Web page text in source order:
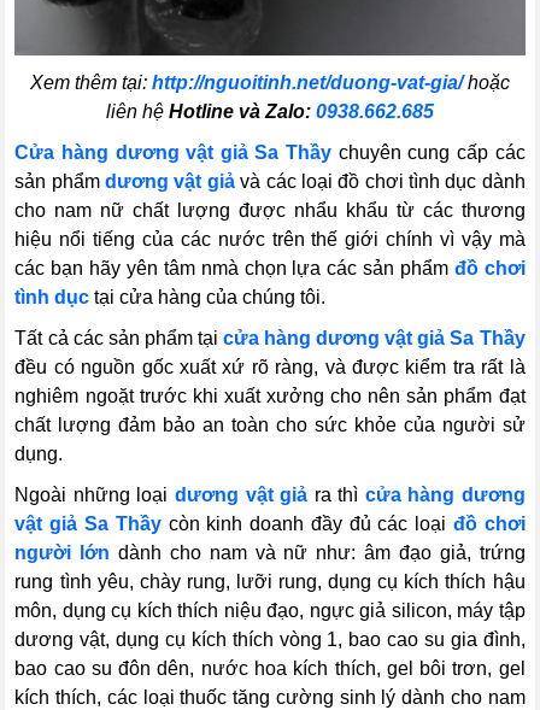
Xem thêm tại: http://nguoitinh.net/duong-vat-gia/hoặc
liên hệ Hotline và Zalo: 0938.662.685
Cửa hàng dương vật giả Sa Thầy chuyên cung cấp các
sản phẩmdương vật giảvà các loại đồ chơi tình dục dành
cho nam nữ chất lượng được nhẩu khẩu từ các thương
hiệu nổi tiếng của các nước trên thế giới chính vì vậy mà
các bạn hãy yên tâm nmà chọn lựa các sản phẩm đồ chơi
tình dục tại cửa hàng của chúng tôi.
Tất cả các sản phẩm tại cửa hàng dương vật giả Sa Thầy
đều có nguồn gốc xuất xứ rõ ràng, và được kiểm tra rất là
nghiêm ngoặt trước khi xuất xưởng cho nên sản phẩm đạt
chất lượng đảm bảo an toàn cho sức khỏe của người sử
dụng.
Ngoài những loại dương vật giả ra thì cửa hàng dương
vật giả Sa Thầycòn kinh doanh đầy đủ các loại đồ chơi
người lớn dành cho nam và nữ như: âm đạo giả, trứng
rung tình yêu, chày rung, lưỡi rung, dụng cụ kích thích hậu
môn, dụng cụ kích thích niệu đạo, ngực giả silicon, máy tập
dương vật, dụng cụ kích thích vòng 1, bao cao su gia đình,
bao cao su đôn dên, nước hoa kích thích, gel bôi trơn, gel
kích thích, các loại thuốc tăng cường sinh lý dành cho nam